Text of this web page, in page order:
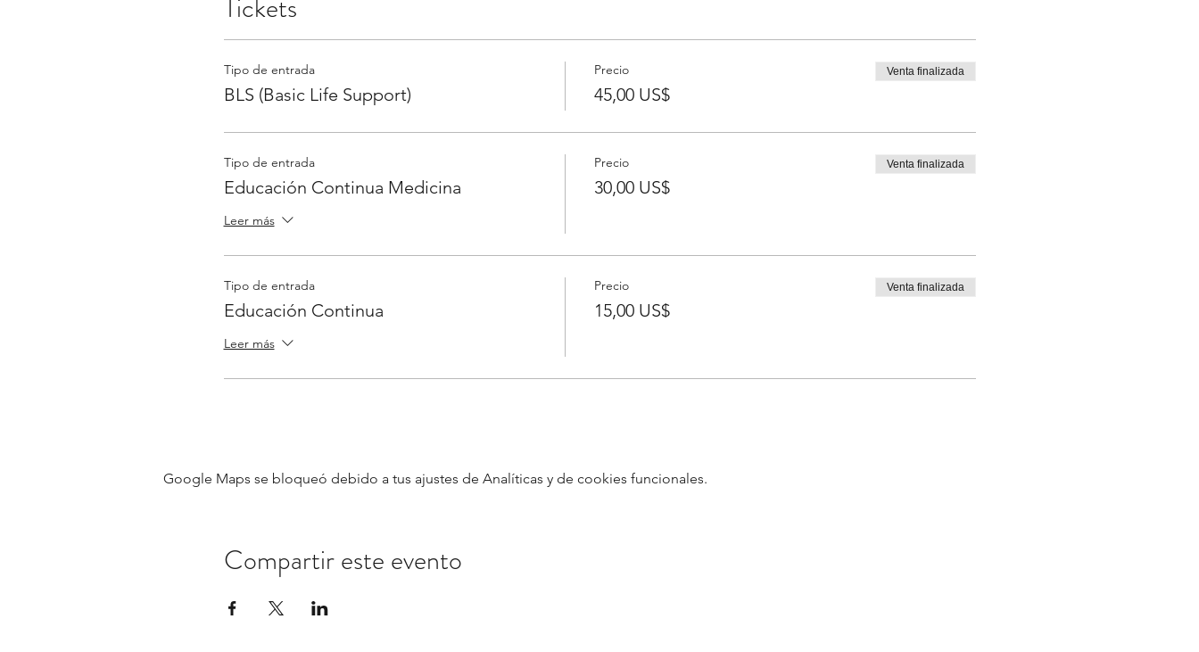
Tickets
Tipo de entrada
BLS (Basic Life Support)
Precio
45,00 US$
Venta finalizada
Tipo de entrada
Educación Continua Medicina
Leer más
Precio
30,00 US$
Venta finalizada
Tipo de entrada
Educación Continua
Leer más
Precio
15,00 US$
Venta finalizada
Google Maps se bloqueó debido a tus ajustes de Analíticas y de cookies funcionales.
Compartir este evento